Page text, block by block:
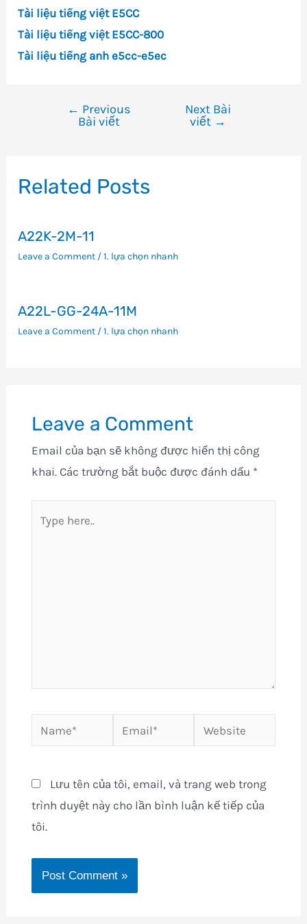
Tài liệu tiếng việt E5CC
Tài liệu tiếng việt E5CC-800
Tài liệu tiếng anh e5cc-e5ec
viết
← Previous
Bài viết
Next Bài
viết →
Related Posts
A22K-2M-11
Leave a Comment /1. lựa chọn nhanh
A22L-GG-24A-11M
Leave a Comment /1. lựa chọn nhanh
Leave a Comment
Email của bạn sẽ không được hiển thị công
khai. Các trường bắt buộc được đánh dấu *
here..
Email* Website
Lưu tên của tôi, email, và trang web trong
trình duyệt này cho lần bình luận kế tiếp của
tôi.